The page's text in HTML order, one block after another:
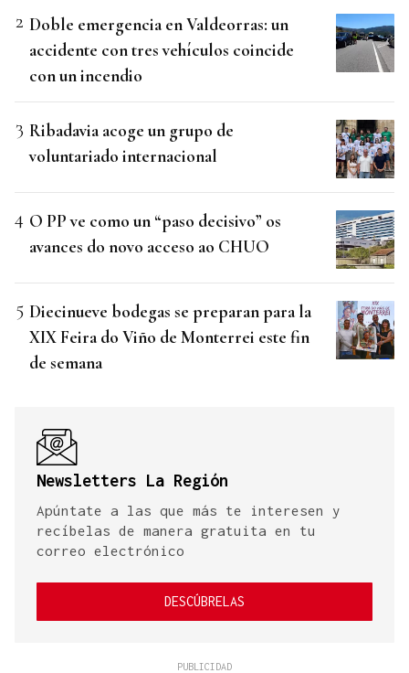
Doble emergencia en Valdeorras: un
accidente con tres vehículos coincide
con un incendio
Ribadavia acoge un grupo de
voluntariado internacional
O PP ve como un “paso decisivo” os
avances do novo acceso ao CHUO
Diecinueve bodegas se preparan para la
XIX Feira do Viño de Monterrei este fin
de semana
Newsletters La Región
Apúntate a las que más te interesen y
recíbelas de manera gratuita en tu
correo electrónico
DESCÚBRELAS